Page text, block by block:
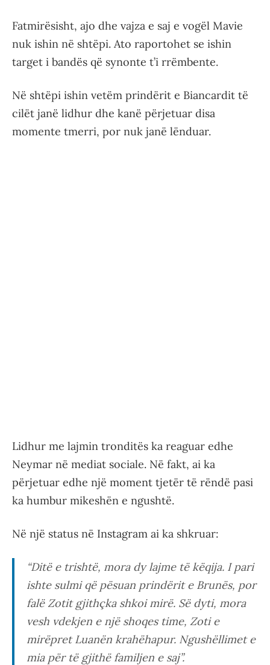
Fatmirësisht, ajo dhe vajza e saj e vogël Mavie
nuk ishin në shtëpi. Ato raportohet se ishin
target i bandës që synonte t’i rrëmbente.
Në shtëpi ishin vetëm prindërit e Biancardit të
cilët janë lidhur dhe kanë përjetuar disa
momente tmerri, por nuk janë lënduar.
Lidhur me lajmin tronditës ka reaguar edhe
Neymar në mediat sociale. Në fakt, ai ka
përjetuar edhe një moment tjetër të rëndë pasi
ka humbur mikeshën e ngushtë.
Në një status në Instagram ai ka shkruar:
“Ditë e trishtë, mora dy lajme të këqija. I pari
ishte sulmi që pësuan prindërit e Brunës, por
falë Zotit gjithçka shkoi mirë. Së dyti, mora
vesh vdekjen e një shoqes time, Zoti e
mirëpret Luanën krahëhapur. Ngushëllimet e
mia për të gjithë familjen e saj”.